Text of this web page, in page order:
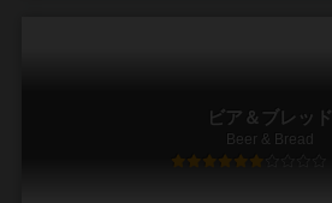
ビア＆ブレッド
Beer & Bread